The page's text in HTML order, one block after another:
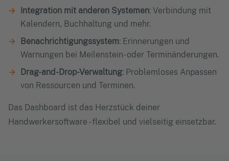
Integration mit anderen Systemen: Verbindung mit
Kalendern, Buchhaltung und mehr.
Benachrichtigungssystem: Erinnerungen und
Warnungen bei Meilenstein- oder Terminänderungen.
Drag-and-Drop-Verwaltung: Problemloses Anpassen
von Ressourcen und Terminen.
Das Dashboard ist das Herzstück deiner
Handwerkersoftware - flexibel und vielseitig einsetzbar.